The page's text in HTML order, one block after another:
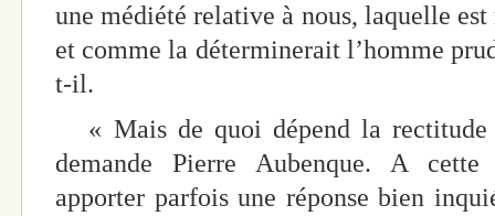
une médiété relative à nous, laquelle
et comme la déterminerait l’homme
t-il.
« Mais de quoi dépend la rectitude
demande Pierre Aubenque. A
apporter parfois une réponse bien